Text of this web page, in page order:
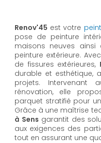
Renov'45 est votre
pose de peinture
maisons neuves
peinture extérieure.
de fissures extérieures,
durable et esthétique,
projets. Intervenant
rénovation, elle
parquet stratifié pour
Grâce à une maîtrise
à Sens garantit des
aux exigences des
tout en assurant une